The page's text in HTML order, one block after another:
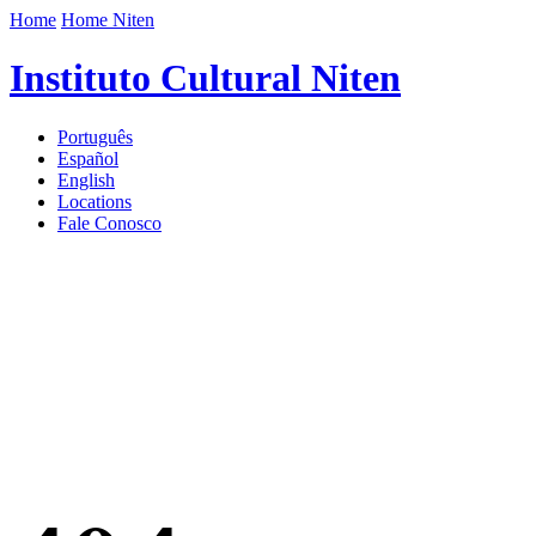
Home Home Niten
Instituto Cultural Niten
Português
Español
English
Locations
Fale Conosco